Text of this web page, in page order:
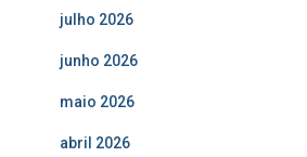
julho 2026
junho 2026
maio 2026
abril 2026